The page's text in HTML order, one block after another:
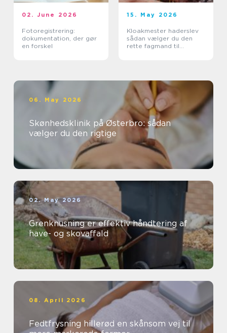
02. June 2026
Fotoregistrering:
dokumentation, der gør
en forskel
15. May 2026
Kloakmester haderslev
sådan vælger du den
rette fagmand til
06. May 2026
Skønhedsklinik på Østerbro: sådan
vælger du den rigtige
02. May 2026
Grenknusning er effektiv håndtering af
have- og skovaffald
08. April 2026
Fedtfrysning hillerød en skånsom vej til